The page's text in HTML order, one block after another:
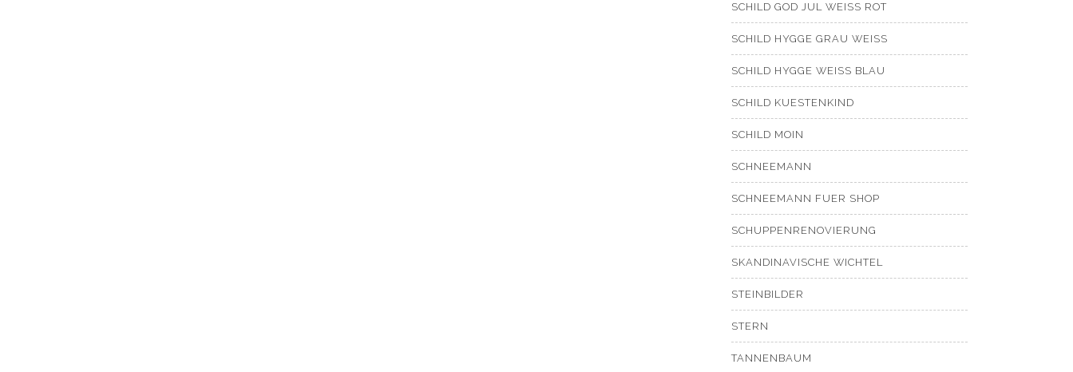
SCHILD GOD JUL WEISS ROT
SCHILD HYGGE GRAU WEISS
SCHILD HYGGE WEISS BLAU
SCHILD KUESTENKIND
SCHILD MOIN
SCHNEEMANN
SCHNEEMANN FUER SHOP
SCHUPPENRENOVIERUNG
SKANDINAVISCHE WICHTEL
STEINBILDER
STERN
TANNENBAUM